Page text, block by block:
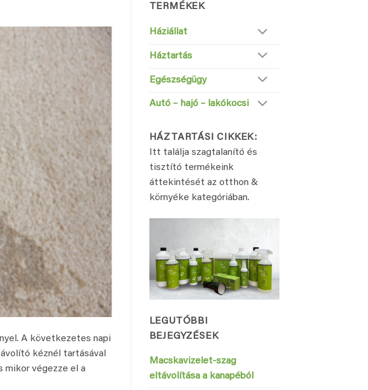
A következetes napi
kéznél tartásával
mikor végezze el a
TERMÉKEK
Háziállat
Háztartás
Egészségügy
Autó – hajó – lakókocsi
HÁZTARTÁSI CIKKEK:
Itt találja szagtalanító és
tisztító termékeink
áttekintését az otthon &
környéke kategóriában.
LEGUTÓBBI
BEJEGYZÉSEK
Macskavizelet-szag
eltávolítása a kanapéból